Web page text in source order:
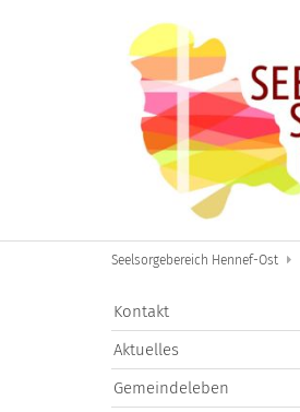
Seelsorgebereich Hennef-Ost
Kontakt
Aktuelles
Gemeindeleben